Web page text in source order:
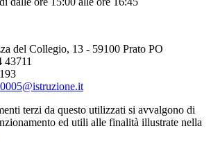
del Collegio, 13 - 59100 Prato PO
43711
terzi da questo utilizzati si avvalgono di
ed utili alle finalità illustrate nella